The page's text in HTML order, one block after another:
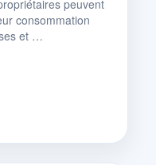
peuvent
consommation
et …